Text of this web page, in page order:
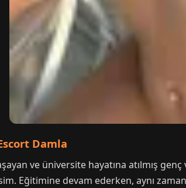
Damla
ve üniversite hayatına atılmış
Eğitimine devam ederken, aynı